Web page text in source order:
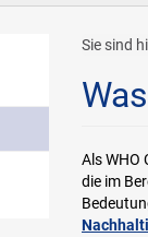
Sie sind
Als WHO
die im